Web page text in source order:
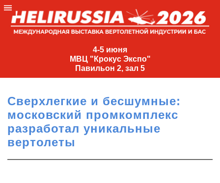
4-5 июня
МВЦ "Крокус Экспо"
Павильон 2, зал 5
4-
МВЦ
Экспо"
Павильон
2,
зал
5
Сверхлегкие и бесшумные:
московский промкомплекс
разработал уникальные
вертолеты